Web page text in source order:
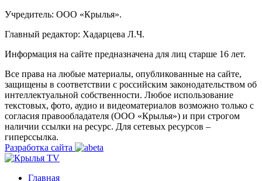
Учредитель: ООО «Крылья».
Главный редактор: Хадарцева Л.Ч.
Информация на сайте предназначена для лиц старше 16 лет.
Все права на любые материалы, опубликованные на сайте,
защищены в соответствии с российским законодательством об
интеллектуальной собственности. Любое использование
текстовых, фото, аудио и видеоматериалов возможно только с
согласия правообладателя (ООО «Крылья») и при строгом
наличии ссылки на ресурс. Для сетевых ресурсов –
гиперссылка.
Разработка сайта
Главная